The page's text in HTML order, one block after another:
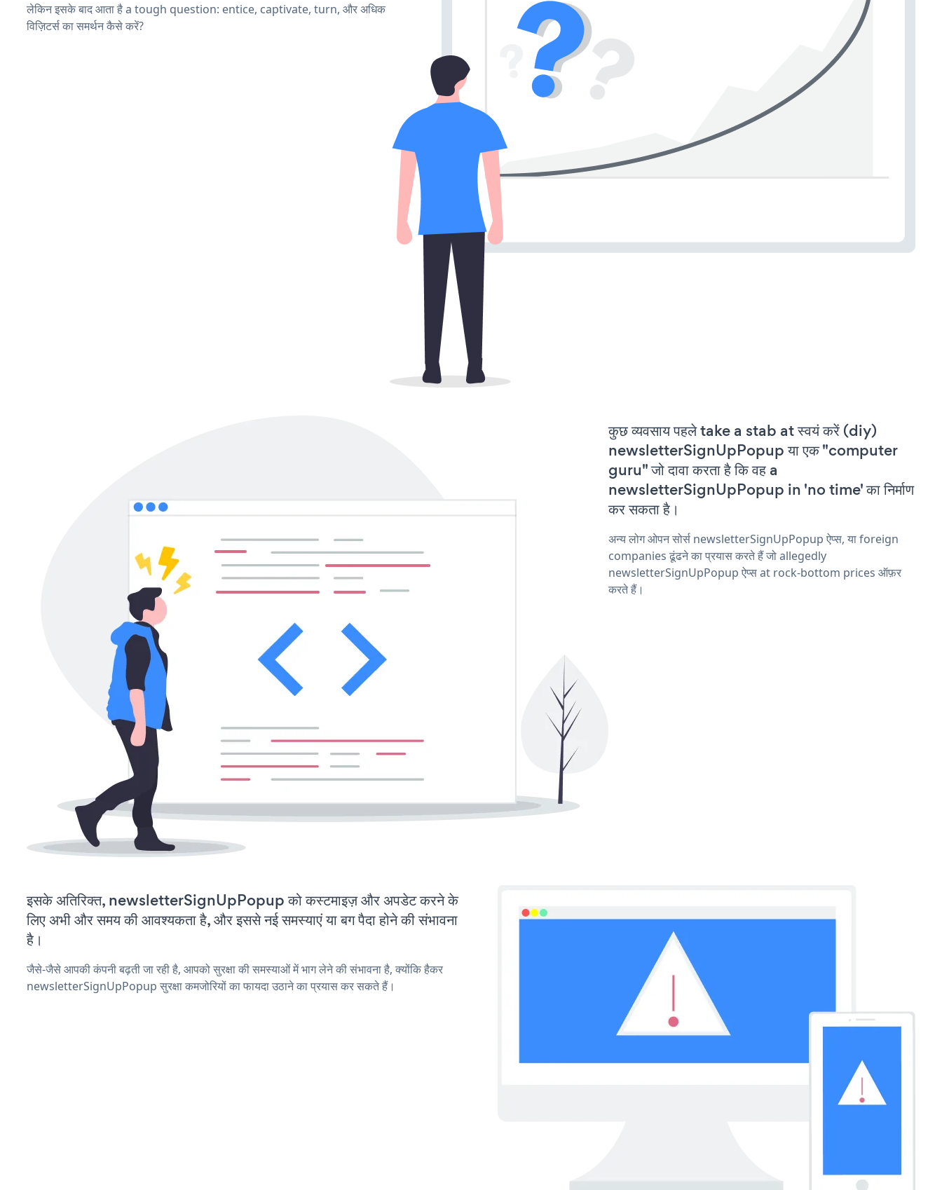
लेकिन इसके बाद आता है a tough question: entice, captivate, turn, और अधिक
विज़िटर्स का समर्थन कैसे करें?
कुछ व्यवसाय पहले take a stab at स्वयं करें (diy)
newsletterSignUpPopup या एक "computer
guru" जो दावा करता है कि वह a
newsletterSignUpPopup in 'no time' का निर्माण
कर सकता है।
अन्य लोग ओपन सोर्स newsletterSignUpPopup ऐप्स, या foreign
companies ढूंढने का प्रयास करते हैं जो allegedly
newsletterSignUpPopup ऐप्स at rock-bottom prices ऑफ़र
करते हैं।
इसके अतिरिक्त, newsletterSignUpPopup को कस्टमाइज़ और अपडेट करने के
लिए अभी और समय की आवश्यकता है, और इससे नई समस्याएं या बग पैदा होने की संभावना
है।
जैसे-जैसे आपकी कंपनी बढ़ती जा रही है, आपको सुरक्षा की समस्याओं में भाग लेने की संभावना है, क्योंकि हैकर
newsletterSignUpPopup सुरक्षा कमजोरियों का फायदा उठाने का प्रयास कर सकते हैं।